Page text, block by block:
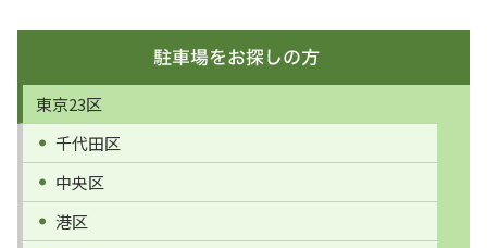
東京23区
千代田区
中央区
港区